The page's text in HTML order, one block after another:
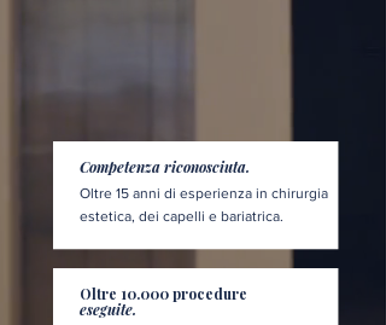
Competenza riconosciuta.
Oltre 15 anni di esperienza in chirurgia
estetica, dei capelli e bariatrica.
Oltre 10.000 procedure
eseguite.